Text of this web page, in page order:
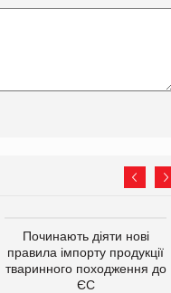
Починають діяти нові
правила імпорту продукції
тваринного походження до
ЄС